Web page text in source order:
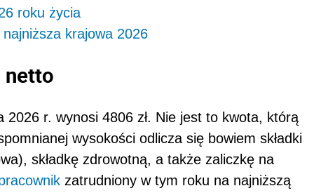
roku życia
krajowa 2026
netto
r. wynosi 4806 zł. Nie jest to kwota, którą
wysokości odlicza się bowiem składki
składkę zdrowotną, a także zaliczkę na
zatrudniony w tym roku na najniższą